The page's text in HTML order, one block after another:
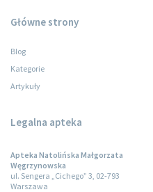
Główne strony
Blog
Kategorie
Artykuły
Legalna apteka
Apteka Natolińska Małgorzata
Węgrzynowska
ul. Sengera „Cichego” 3, 02-793
Warszawa